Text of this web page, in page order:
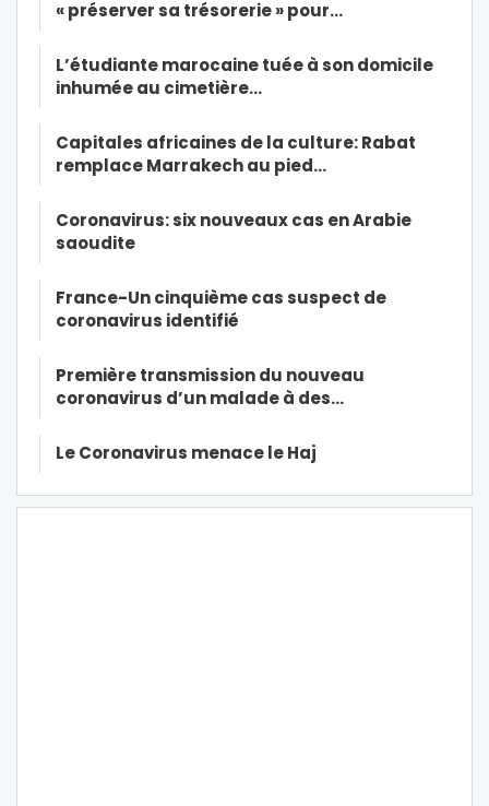
« préserver sa trésorerie » pour…
L’étudiante marocaine tuée à son domicile
inhumée au cimetière…
Capitales africaines de la culture: Rabat
remplace Marrakech au pied…
Coronavirus: six nouveaux cas en Arabie
saoudite
France-Un cinquième cas suspect de
coronavirus identifié
Première transmission du nouveau
coronavirus d’un malade à des…
Le Coronavirus menace le Haj